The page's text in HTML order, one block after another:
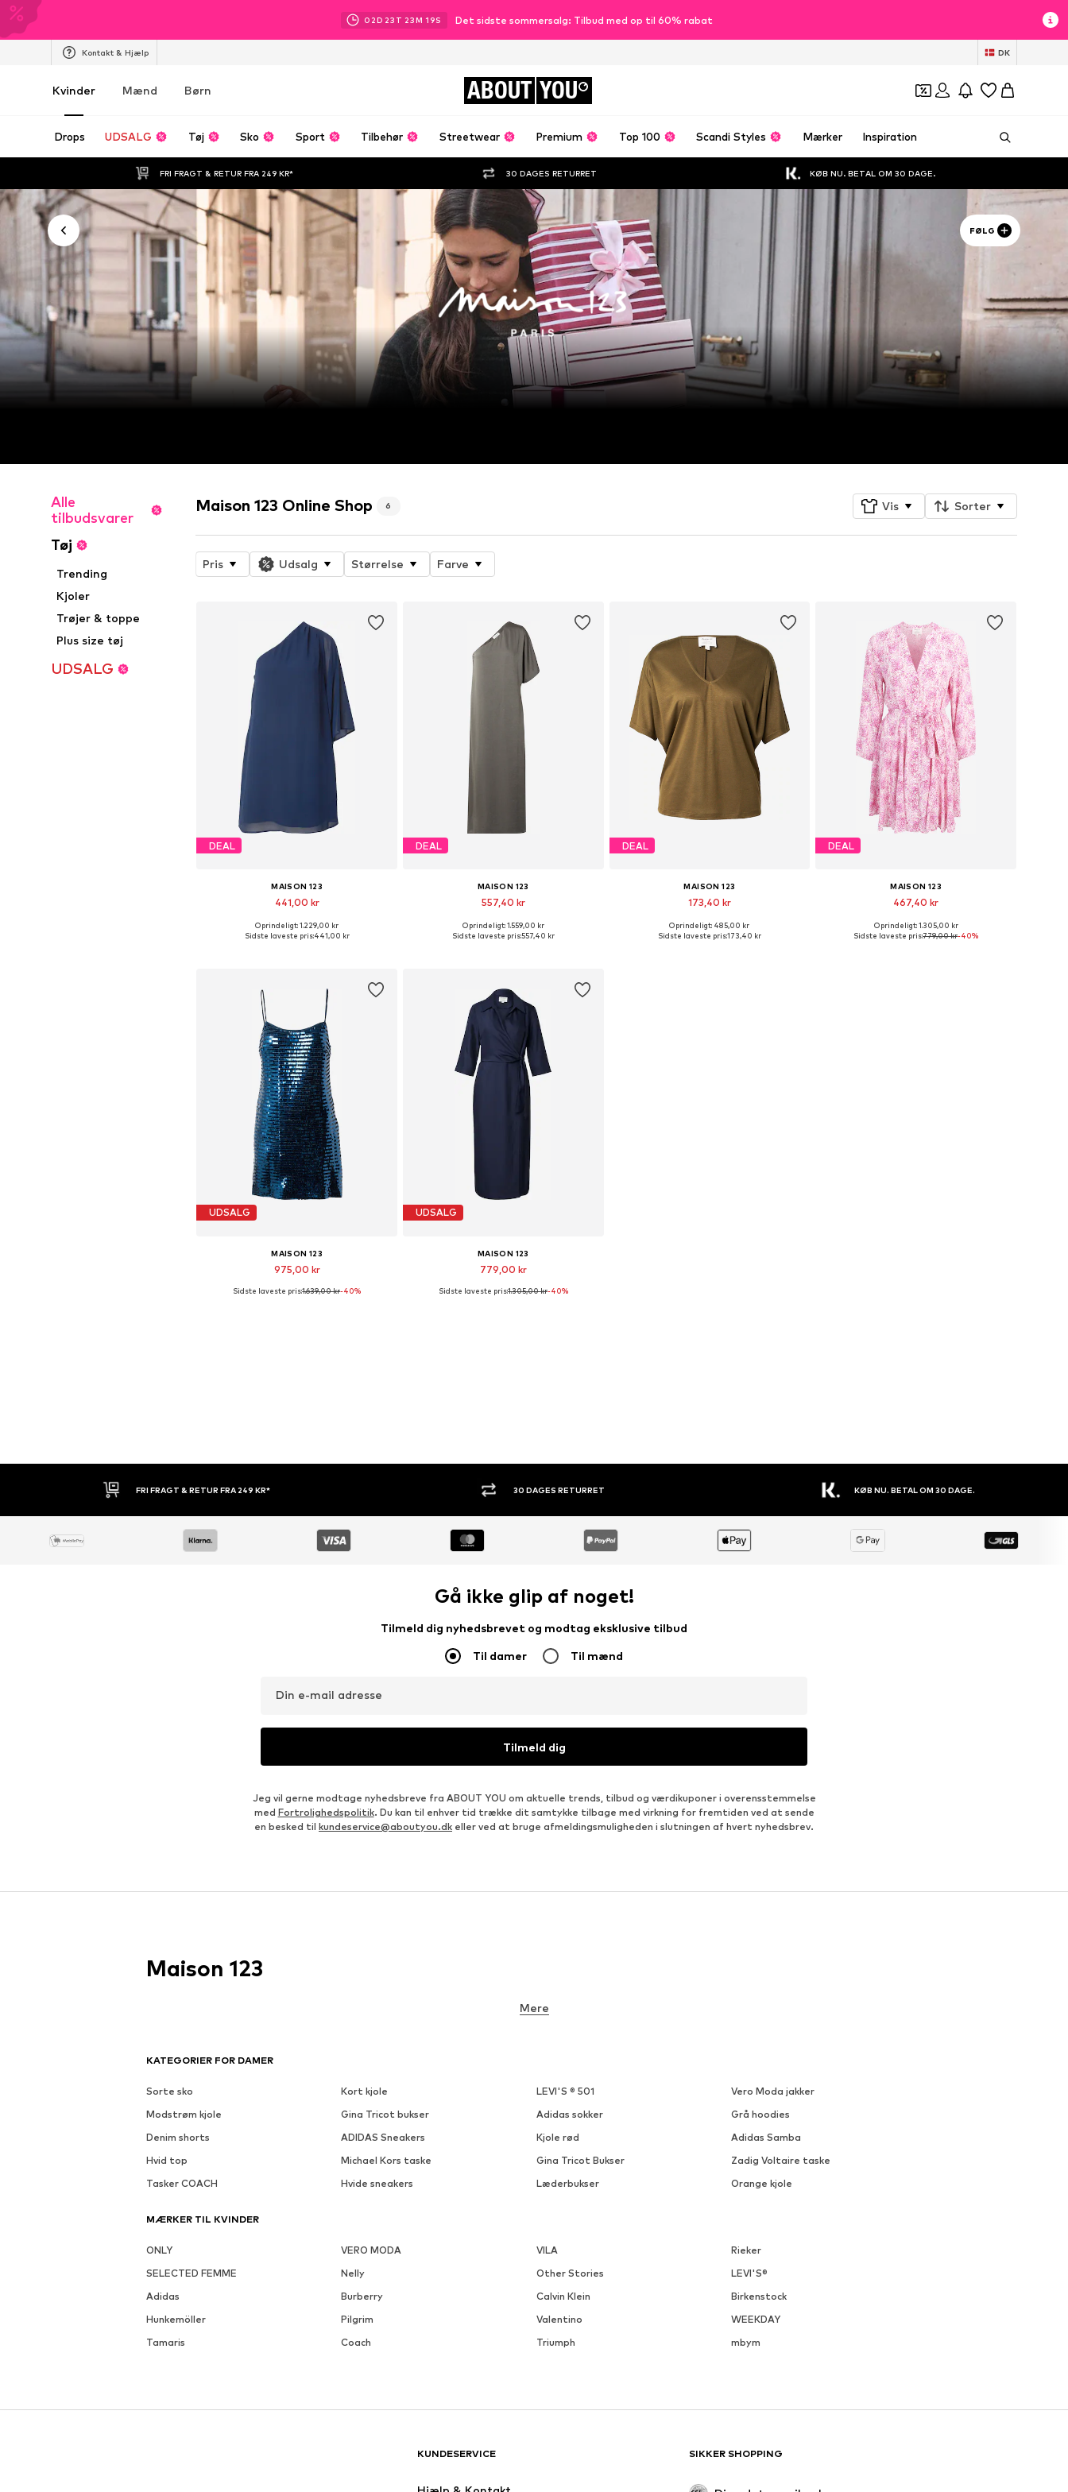
02D 23 T 23M 18S Det sidste sommersalg: Tilbud med op til 60% rabat
Kontakt & Hjælp DK
Kvinder Mænd Børn ABOUT YOU
Drops UDSALG Tøj Sko Sport Tilbehør Streetwear Premium Top 100 Scandi Styles Mærker Inspiration
FRI FRAGT & RETUR FRA 249 KR* 30 DAGES RETURRET KØB NU. BETAL OM 30 DAGE.
FØLG
Alle
tilbudsvarer
Tøj
Trending
Kjoler
Trøjer & toppe
Plus size tøj
UDSALG
Maison 123 Online Shop 6 Vis Sorter
Pris Udsalg Størrelse Farve
DEAL
MAISON 123
441,00 kr
Tilgængelige størrelser: 36, 38, 40
Oprindeligt: 1.229,00 kr
Sidste laveste pris:441,00 kr
DEAL
MAISON 123
557,40 kr
Tilgængelige størrelser: 42
Oprindeligt: 1.559,00 kr
Sidste laveste pris:557,40 kr
DEAL
MAISON 123
173,40 kr
Tilgængelige størrelser: S
Oprindeligt: 485,00 kr
Sidste laveste pris:173,40 kr
DEAL
MAISON 123
467,40 kr
Tilgængelige størrelser: 42
Oprindeligt: 1.305,00 kr
Sidste laveste pris:779,00 kr-40%
UDSALG
MAISON 123
975,00 kr
Tilgængelige størrelser: 40
Sidste laveste pris:1.639,00 kr-40%
UDSALG
MAISON 123
779,00 kr
Tilgængelige størrelser: 34
Sidste laveste pris:1.305,00 kr-40%
30 DAGES RETURRET KØB NU. BETAL OM 30 DAGE. STORT UDVALG
Gå ikke glip af noget!
Tilmeld dig nyhedsbrevet og modtag eksklusive tilbud
Til damer Til mænd
Din e-mail adresse
Tilmeld dig
Jeg vil gerne modtage nyhedsbreve fra ABOUT YOU om aktuelle trends, tilbud og værdikuponer i overensstemmelse
med Fortrolighedspolitik. Du kan til enhver tid trække dit samtykke tilbage med virkning for fremtiden ved at sende
en besked til kundeservice@aboutyou.dk eller ved at bruge afmeldingsmuligheden i slutningen af hvert nyhedsbrev.
KATEGORIER FOR DAMER
Sorte sko Kort kjole LEVI'S ® 501
Vero Moda jakker
Modstrøm kjole
Gina Tricot bukser Adidas sokker
Grå hoodies
Denim shorts
ADIDAS Sneakers Kjole rød
Adidas Samba
Hvid top
Michael Kors taske Gina Tricot Bukser
Zadig Voltaire taske
Tasker COACH
Hvide sneakers Læderbukser Orange kjole
MÆRKER TIL KVINDER
ONLY VERO MODA VILA
Rieker
SELECTED FEMME
Nelly Other Stories
LEVI'S®
Adidas
Burberry Calvin Klein
Birkenstock
Hunkemöller
Pilgrim Valentino
WEEKDAY
Tamaris
Coach Triumph mbym
KUNDESERVICE SIKKER SHOPPING
Maison 123
Mere